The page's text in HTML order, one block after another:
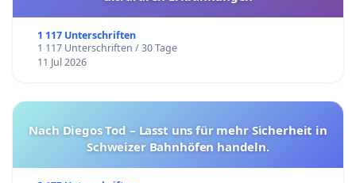
1 117 Unterschriften
1 117 Unterschriften / 30 Tage
11 Jul 2026
Nach Diegos Tod – Lasst uns für mehr Sicherheit in
Schweizer Bahnhöfen handeln.